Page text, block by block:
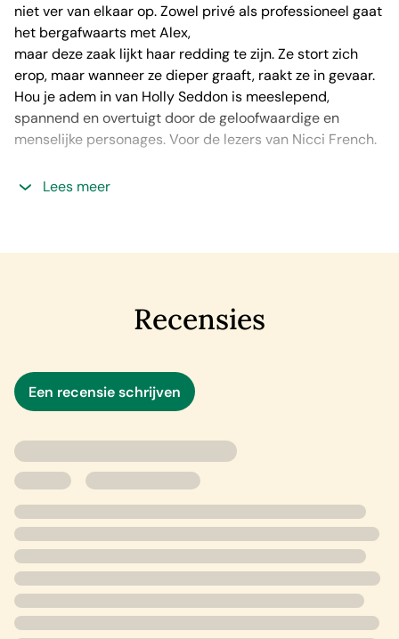
niet ver van elkaar op. Zowel privé als professioneel gaat
het bergafwaarts met Alex,
maar deze zaak lijkt haar redding te zijn. Ze stort zich
erop, maar wanneer ze dieper graaft, raakt ze in gevaar.
Hou je adem in van Holly Seddon is meeslepend,
spannend en overtuigt door de geloofwaardige en
menselijke personages. Voor de lezers van Nicci French.
Lees meer
Recensies
Een recensie schrijven